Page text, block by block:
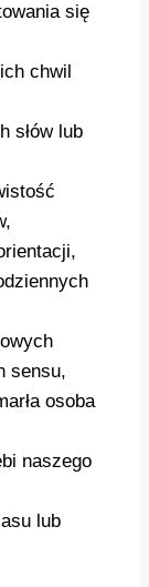
się
chwil
słów lub
sensu,
osoba
naszego
lub